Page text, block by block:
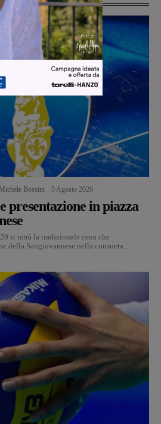
Michele Bossini 5 Agosto 2026
presentazione in piazza
si terrà la tradizionale cena che
della Sangiovannese nella consueta...